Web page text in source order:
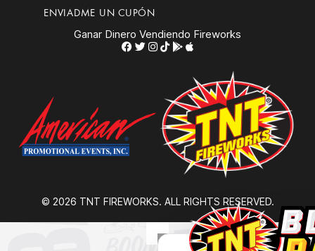
ENVIADME UN CUPÓN
Ganar Dinero Vendiendo Fireworks
© 2026 TNT FIREWORKS. ALL RIGHTS RESERVED.